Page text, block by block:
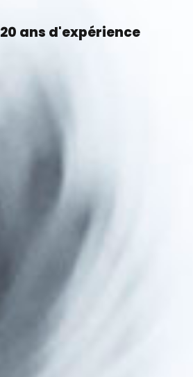
20 ans d'expérience